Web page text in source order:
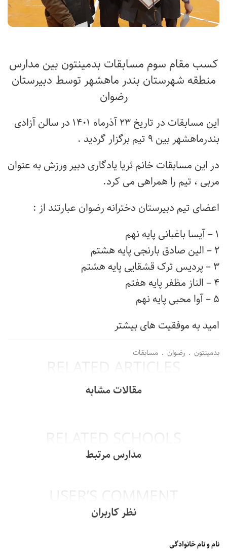
کسب مقام سوم مسابقات بدمینتون بین مدارس
منطقه شهرستان بندر ماهشهر توسط دبیرستان
رضوان
این مسابقات در تاریخ ۲۳ آذرماه ۱۴۰۱ در سالن آزادی
بندرماهشهر بین ۹ تیم برگزار گردید .
در این مسابقات خانم ثریا یادگاری دبیر ورزش به عنوان
مربی ، تیم را همراهی می کرد.
اعضای تیم دبیرستان دخترانه رضوان عبارتند از :
۱ – آیسا باغبانی پایه نهم
۲ – الین صادق بارنجی پایه هشتم
۳ – پردیس ترک قشقایی پایه هشتم
۴ – الناز مظفر پایه هفتم
۵ – آوا محبی پایه نهم
امید به موفقیت های بیشتر
بدمینتون رضوان مسابقات
مقالات مشابه
مدارس مرتبط
نظر کاربران
نام و نام خانوادگی